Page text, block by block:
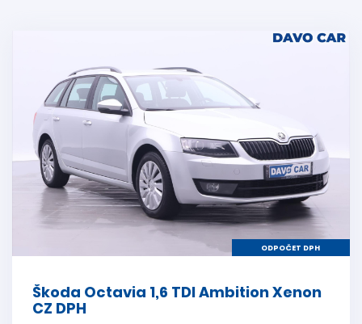
ODPOČET DPH
Škoda Octavia 1,6 TDI Ambition Xenon
CZ DPH